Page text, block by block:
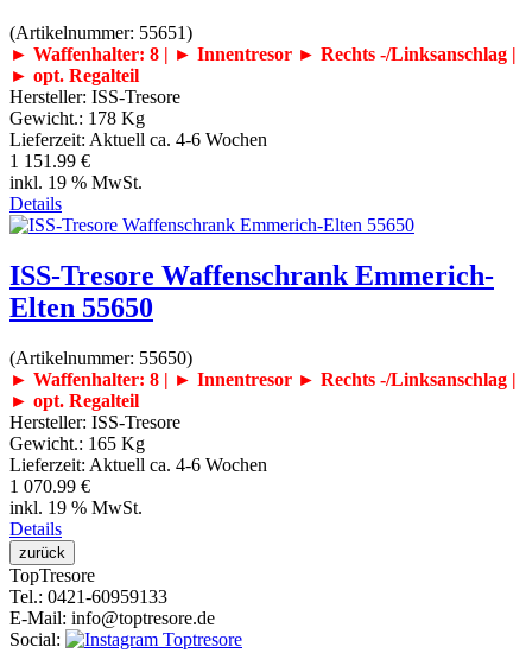
(Artikelnummer: 55651)
► Waffenhalter: 8 | ► Innentresor ► Rechts -/Linksanschlag |
► opt. Regalteil
Hersteller: ISS-Tresore
Gewicht.: 178 Kg
Lieferzeit: Aktuell ca. 4-6 Wochen
1 151.99 €
inkl. 19 % MwSt.
Details
ISS-Tresore Waffenschrank Emmerich-
Elten 55650
(Artikelnummer: 55650)
► Waffenhalter: 8 | ► Innentresor ► Rechts -/Linksanschlag |
► opt. Regalteil
Hersteller: ISS-Tresore
Gewicht.: 165 Kg
Lieferzeit: Aktuell ca. 4-6 Wochen
1 070.99 €
inkl. 19 % MwSt.
Details
TopTresore
Tel.: 0421-60959133
E-Mail: info@toptresore.de
Social: